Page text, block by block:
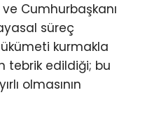
Cumhurbaşkanı
süreç
kurmakla
tebrik edildiği; bu
olmasının